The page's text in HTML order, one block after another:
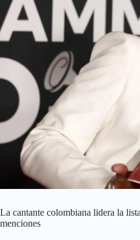
La cantante colombiana lidera la
menciones